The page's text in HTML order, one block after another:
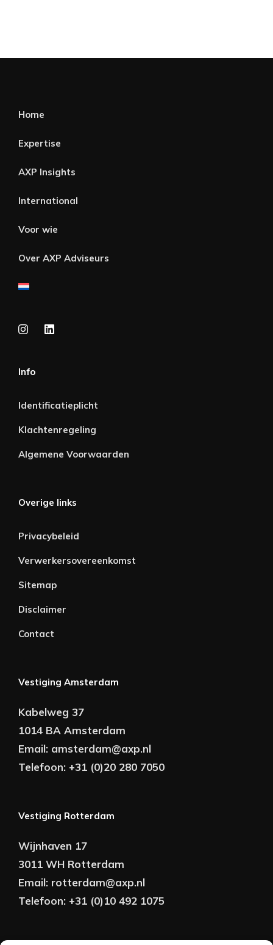
Home
Expertise
AXP Insights
International
Voor wie
Over AXP Adviseurs
Info
Identificatieplicht
Klachtenregeling
Algemene Voorwaarden
Overige links
Privacybeleid
Verwerkersovereenkomst
Sitemap
Disclaimer
Contact
Vestiging Amsterdam
Kabelweg 37
1014 BA Amsterdam
Email: amsterdam@axp.nl
Telefoon: +31 (0)20 280 7050
Vestiging Rotterdam
Wijnhaven 17
3011 WH Rotterdam
Email: rotterdam@axp.nl
Telefoon: +31 (0)10 492 1075